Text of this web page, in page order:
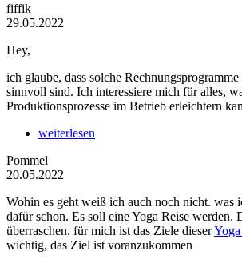
fiffik
29.05.2022
Hey,
ich glaube, dass solche
sinnvoll sind. Ich interessiere mich für alles,
Produktionsprozesse im Betrieb erleichtern
weiterlesen
Pommel
20.05.2022
Wohin es geht weiß ich auch noch nicht. was
dafür schon. Es soll eine Yoga Reise werden.
überraschen. für mich ist das Ziele dieser
wichtig, das Ziel ist voranzukommen